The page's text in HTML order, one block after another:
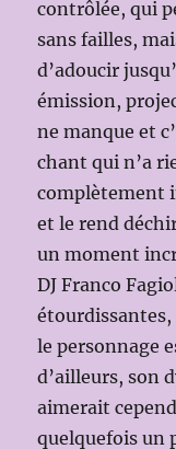
contrôlée, qui
sans failles,
d’adoucir
émission,
ne manque et
chant qui n’a
complètement
et le rend
un moment
DJ Franco
étourdissantes,
le personnage
d’ailleurs, son
aimerait
quelquefois un